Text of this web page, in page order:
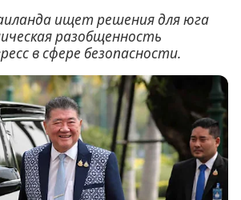
ищет решения для юга
разобщенность
в сфере безопасности.